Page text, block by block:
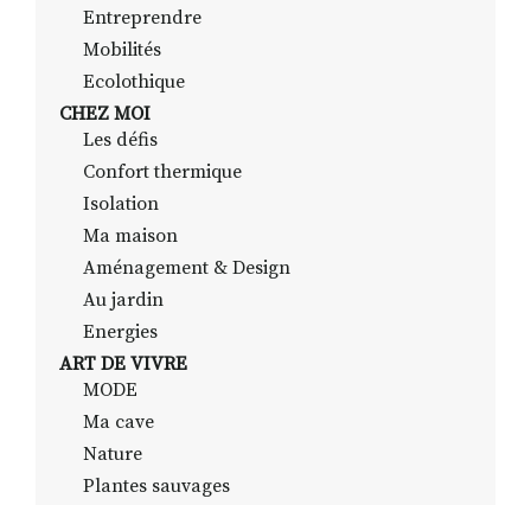
RECHERCHER
Entreprendre
Mobilités
Ecolothique
CHEZ MOI
Les défis
Confort thermique
Isolation
Ma maison
Aménagement & Design
Au jardin
Energies
ART DE VIVRE
MODE
Ma cave
Nature
Plantes sauvages